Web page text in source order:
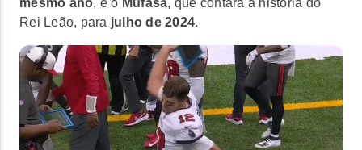
mesmo ano, e o Mufasa, que contará a história do
Rei Leão, para julho de 2024.